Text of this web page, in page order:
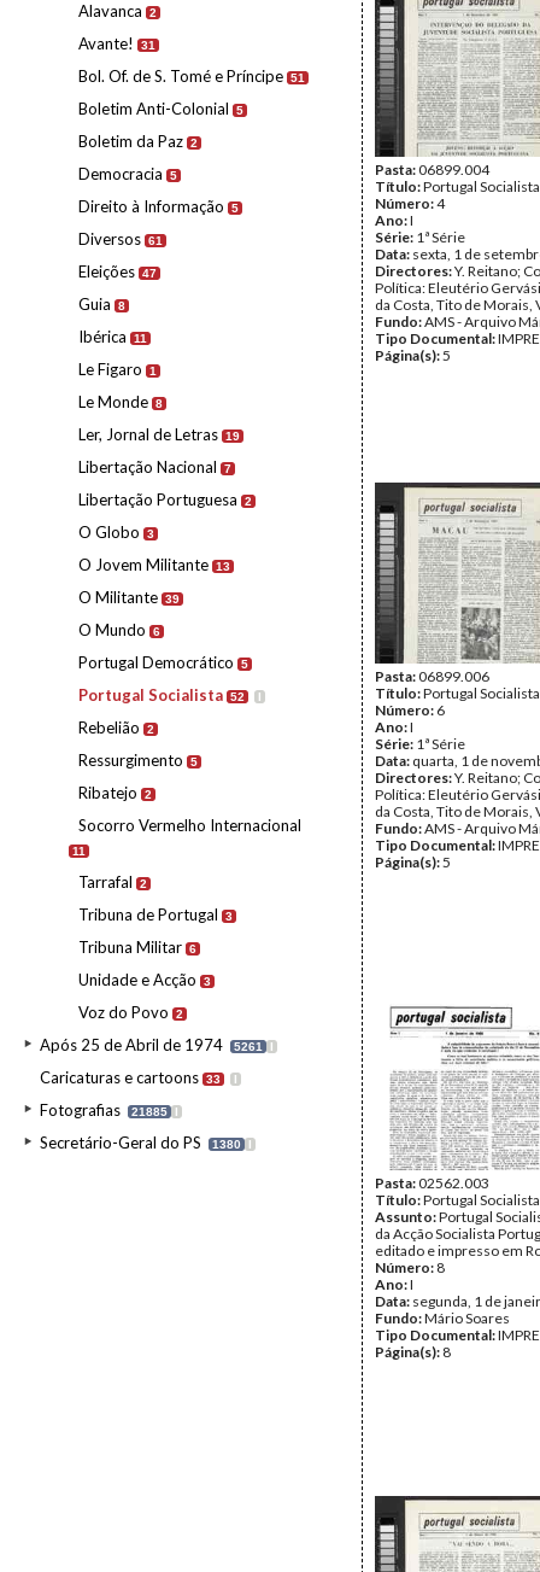
Alavanca 2
Avante! 31
Bol. Of. de S. Tomé e Príncipe 51
Boletim Anti-Colonial 5
Boletim da Paz 2
Democracia 5
Direito à Informação 5
Diversos 61
Eleições 47
Guia 8
Ibérica 11
Le Figaro 1
Le Monde 8
Ler, Jornal de Letras 19
Libertação Nacional 7
Libertação Portuguesa 2
O Globo 3
O Jovem Militante 13
O Militante 39
O Mundo 6
Portugal Democrático 5
Portugal Socialista 52 I
Rebelião 2
Ressurgimento 5
Ribatejo 2
Socorro Vermelho Internacional
11
Tarrafal 2
Tribuna de Portugal 3
Tribuna Militar 6
Unidade e Acção 3
Voz do Povo 2
Após 25 de Abril de 1974 5261 I
Caricaturas e cartoons 33 I
Fotografias 21885 I
Secretário-Geral do PS 1380 I
Pasta:06899.004
Título:Portugal Socialista
Número:4
Ano:I
Série: 1ª Série
Data: sexta, 1 de
Directores:Y. Reitano;
Política: Eleutério
da Costa, Tito de Morais,
Fundo:AMS - Arquivo
Tipo Documental:
Página(s):5
Pasta:06899.006
Título:Portugal Socialista
Número: 6
Ano:I
Série: 1ª Série
Data: quarta, 1 de
Directores:Y. Reitano;
Política: Eleutério
da Costa, Tito de Morais,
Fundo:AMS - Arquivo
Tipo Documental:
Página(s):5
Pasta:02562.003
Título:Portugal Socialista
Assunto:Portugal
da Acção Socialista
editado e impresso em
Número: 8
Ano:I
Data: segunda, 1 de
Fundo:Mário Soares
Tipo Documental:
Página(s): 8